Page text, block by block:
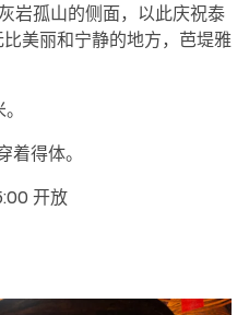
岩孤山的侧面，以此庆祝泰
美丽和宁静的地方，芭堤雅
得体。
开放